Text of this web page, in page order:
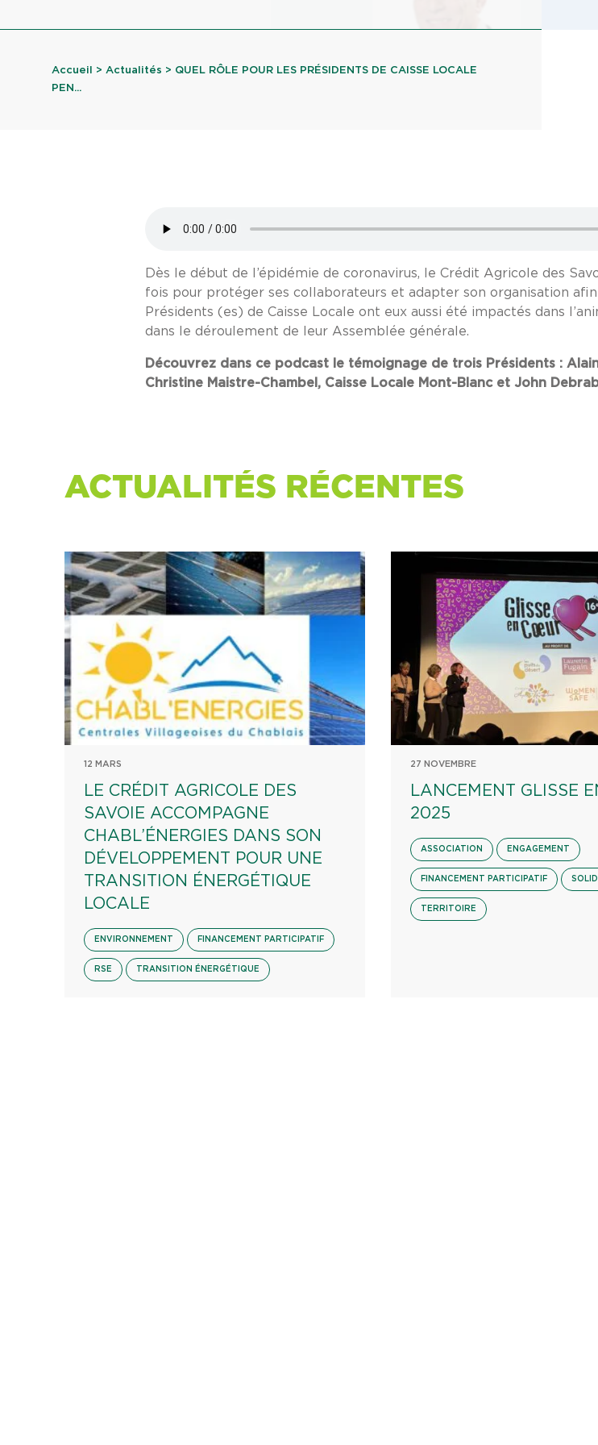
Accueil > Actualités > QUEL RÔLE POUR LES PRÉSIDENTS DE CAISSE LOCALE
PEN...
Dès le début de l’épidémie de coronavirus, le Crédit Agricole des
fois pour protéger ses collaborateurs et adapter son organisation afin
Présidents (es) de Caisse Locale ont eux aussi été impactés dans
dans le déroulement de leur Assemblée générale.
Découvrez dans ce podcast le témoignage de trois Présidents :
Christine Maistre-Chambel, Caisse Locale Mont-Blanc et John
ACTUALITÉS RÉCENTES
12 MARS
LE CRÉDIT AGRICOLE DES
SAVOIE ACCOMPAGNE
CHABL’ÉNERGIES DANS SON
DÉVELOPPEMENT POUR UNE
TRANSITION ÉNERGÉTIQUE
LOCALE
ENVIRONNEMENT FINANCEMENT PARTICIPATIF
RSE TRANSITION ÉNERGÉTIQUE
27 NOVEMBRE
LANCEMENT GLISSE
2025
ASSOCIATION ENGAGEMENT
FINANCEMENT PARTICIPATIF
TERRITOIRE